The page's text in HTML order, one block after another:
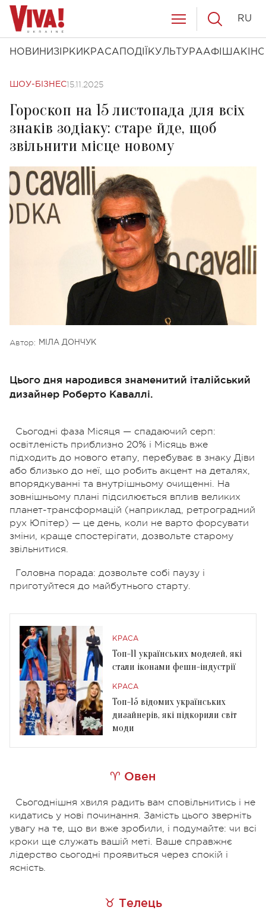
НОВИНИ ЗІРКИ КРАСА ПОДІЇ КУЛЬТУРААФІША КІНО
RU
ШОУ-БІЗНЕС15.11.2025
Гороскоп на 15 листопада для всіх
знаків зодіаку: старе йде, щоб
звільнити місце новому
Автор: МІЛА ДОНЧУК
Цього дня народився знаменитий італійський
дизайнер Роберто Каваллі.
Сьогодні фаза Місяця — спадаючий серп:
освітленість приблизно 20% і Місяць вже
підходить до нового етапу, перебуває в знаку Діви
або близько до неї, що робить акцент на деталях,
впорядкуванні та внутрішньому очищенні. На
зовнішньому плані підсилюється вплив великих
планет-трансформацій (наприклад, ретроградний
рух Юпітер) — це день, коли не варто форсувати
зміни, краще спостерігати, дозвольте старому
звільнитися.
Головна порада: дозвольте собі паузу і
приготуйтеся до майбутнього старту.
КРАСА
Топ-11 українських моделей, які
стали іконами фешн-індустрії
КРАСА
Топ-15 відомих українських
дизайнерів, які підкорили світ
моди
♈ Овен
Сьогоднішня хвиля радить вам сповільнитись і не
кидатись у нові починання. Замість цього зверніть
увагу на те, що ви вже зробили, і подумайте: чи всі
кроки ще служать вашій меті. Ваше справжнє
лідерство сьогодні проявиться через спокій і
ясність.
♉ Телець